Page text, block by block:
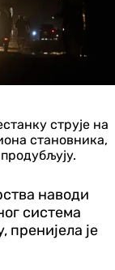
струје на
становника,
наводи
система
пренијела је